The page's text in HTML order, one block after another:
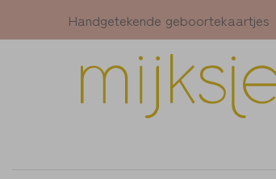
Handgetekende geboortekaartjes